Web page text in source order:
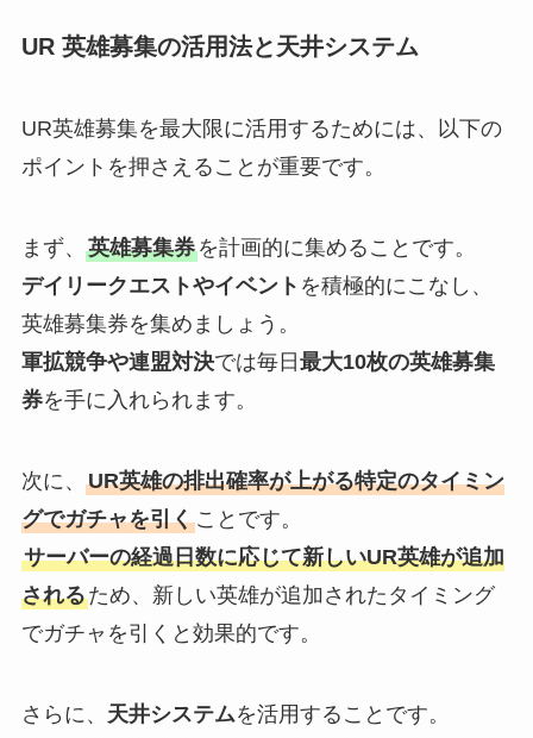
UR 英雄募集の活用法と天井システム
UR英雄募集を最大限に活用するためには、以下の
ポイントを押さえることが重要です。
まず、 英雄募集券を計画的に集めることです。
デイリークエストやイベント を積極的にこなし、
英雄募集券を集めましょう。
軍拡競争や連盟対決では毎日最大10枚の英雄募集
券を手に入れられます。
次に、 UR英雄の排出確率が上がる特定のタイミン
グでガチャを引くことです。
サーバーの経過日数に応じて新しいUR英雄が追加
されるため、新しい英雄が追加されたタイミング
でガチャを引くと効果的です。
さらに、 天井システムを活用することです。